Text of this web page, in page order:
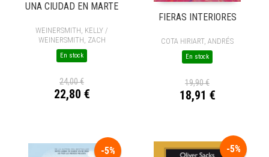
UNA CIUDAD EN MARTE
WEINERSMITH, KELLY /
WEINERSMITH, ZACH
En stock
24,00 €
22,80 €
FIERAS INTERIORES
COTA HIRIART, ANDRÉS
En stock
19,90 €
18,91 €
-5% -5%